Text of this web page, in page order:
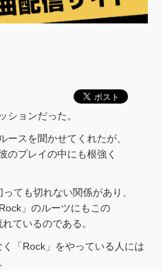
ションだった。
ースを聞かせてくれたが、
のプレイの中にも根強く
ても切れない関係があり、
」のルーツにもこの
ているのである。
「Rock」をやっている人には